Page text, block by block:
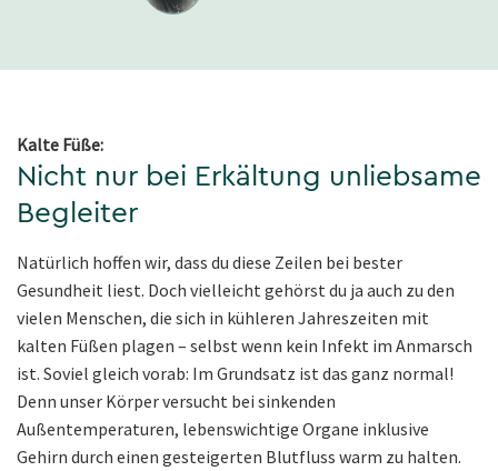
Kalte Füße:
Nicht nur bei Erkältung unliebsame
Begleiter
Natürlich hoffen wir, dass du diese Zeilen bei bester
Gesundheit liest. Doch vielleicht gehörst du ja auch zu den
vielen Menschen, die sich in kühleren Jahreszeiten mit
kalten Füßen plagen – selbst wenn kein Infekt im Anmarsch
ist. Soviel gleich vorab: Im Grundsatz ist das ganz normal!
Denn unser Körper versucht bei sinkenden
Außentemperaturen, lebenswichtige Organe inklusive
Gehirn durch einen gesteigerten Blutfluss warm zu halten.